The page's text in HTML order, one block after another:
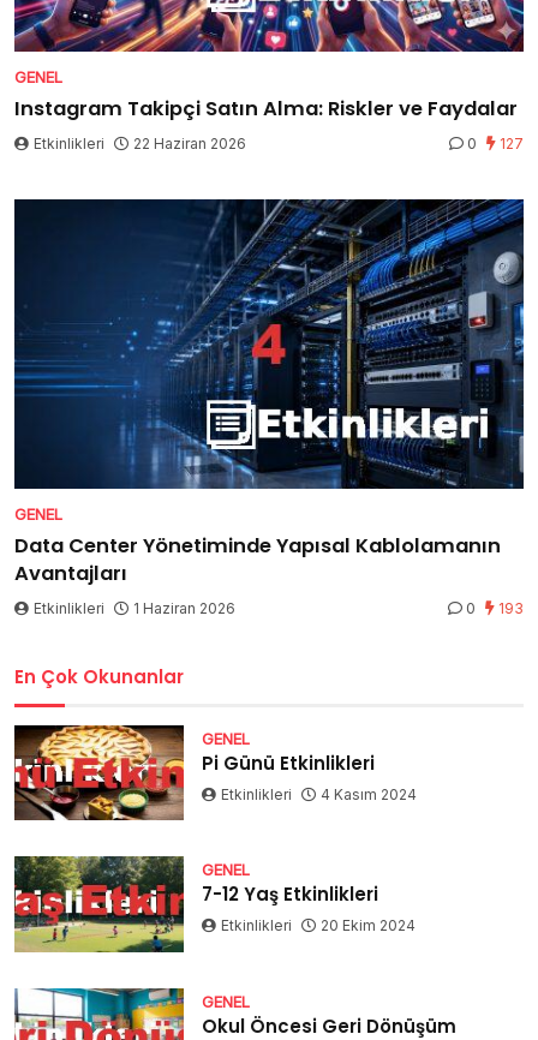
GENEL
Instagram Takipçi Satın Alma: Riskler ve Faydalar
Etkinlikleri 22 Haziran 2026 0 127
GENEL
Data Center Yönetiminde Yapısal Kablolamanın
Avantajları
Etkinlikleri 1 Haziran 2026 0 193
En Çok Okunanlar
GENEL
Pi Günü Etkinlikleri
Etkinlikleri 4 Kasım 2024
GENEL
7-12 Yaş Etkinlikleri
Etkinlikleri 20 Ekim 2024
GENEL
Okul Öncesi Geri Dönüşüm